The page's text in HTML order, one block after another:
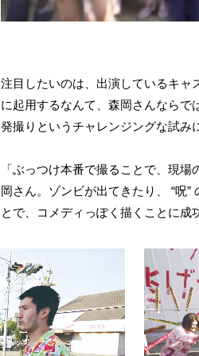
注目したいのは、出演しているキャ
に起用するなんて、森岡さんなら
発撮りというチャレンジングな試み
「ぶっつけ本番で撮ることで、現
岡さん。ゾンビが出てきたり、 “呪
とで、コメディっぽく描くことに